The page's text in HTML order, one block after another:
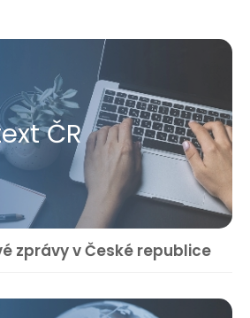
ČR
zprávy v České republice